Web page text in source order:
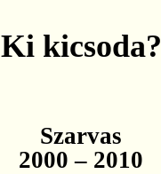
Ki kicsoda?
Szarvas
2000 – 2010